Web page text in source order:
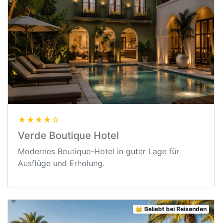
★★★★☆
Verde Boutique Hotel
Modernes Boutique-Hotel in guter Lage für
Ausflüge und Erholung.
👑 Beliebt bei Reisenden